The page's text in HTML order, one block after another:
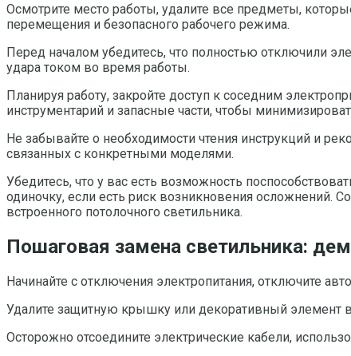
Осмотрите место работы, удалите все предметы,
перемещения и безопасного рабочего режима.
Перед началом убедитесь, что полностью отключили
удара током во время работы.
Планируя работу, закройте доступ к соседним
инструментарий и запасные части, чтобы
Не забывайте о необходимости чтения инструкций и
связанных с конкретными моделями.
Убедитесь, что у вас есть возможность
одиночку, если есть риск возникновения осложнений.
встроенного потолочного светильника.
Пошаговая замена светильника:
Начинайте с отключения электропитания, отключите
Удалите защитную крышку или декоративный элемент
Осторожно отсоедините электрические кабели,